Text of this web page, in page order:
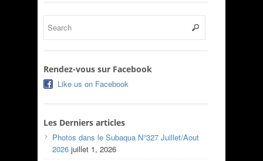
Rendez-vous sur Facebook
Like us on Facebook
Les Derniers articles
Photos dans le Subaqua N°327 Juillet/Aout
2026 juillet 1, 2026